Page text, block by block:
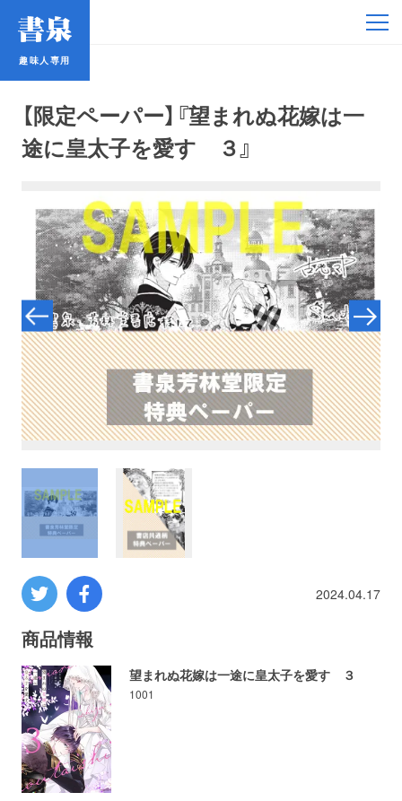
趣味人専用
【限定ペーパー】『望まれぬ花嫁は一
途に皇太子を愛す ３』
2024.04.17
商品情報
望まれぬ花嫁は一途に皇太子を愛す ３
1001
趣味人専用
アイドル
鉄道・バス
コミック・ラノベ
占い
プロレス
数学
コンピューター
ミリタリー
その他
イベント
フェア
会社概要